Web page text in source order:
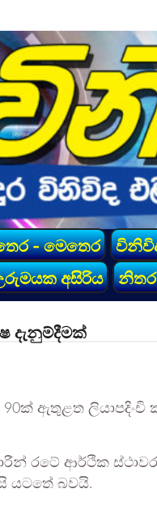
- මෙතෙර
අසිරිය
දැනුම්දීමක්
ඇතුළත ලියාපදිංචි
රටේ ආර්ථික
යටතේ බවයි.